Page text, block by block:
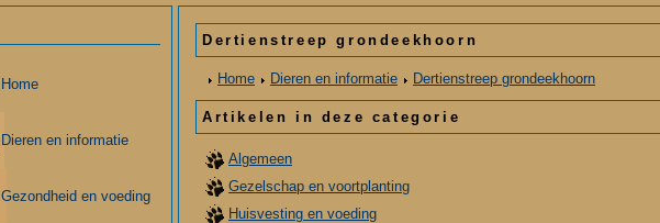
Home
Dieren en informatie
Gezondheid en voeding
Dertienstreep grondeekhoorn
Home Dieren en informatie Dertienstreep grondeekhoorn
Artikelen in deze categorie
Algemeen
Gezelschap en voortplanting
Huisvesting en voeding